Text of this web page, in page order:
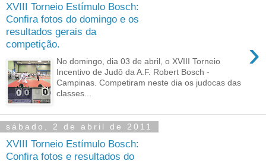
XVIII Torneio Estímulo Bosch:
Confira fotos do domingo e os
resultados gerais da
competição.
›
No domingo, dia 03 de abril, o XVIII Torneio
Incentivo de Judô da A.F. Robert Bosch -
Campinas. Competiram neste dia os judocas das
classes...
sábado, 2 de abril de 2011
XVIII Torneio Estímulo Bosch:
Confira fotos e resultados do